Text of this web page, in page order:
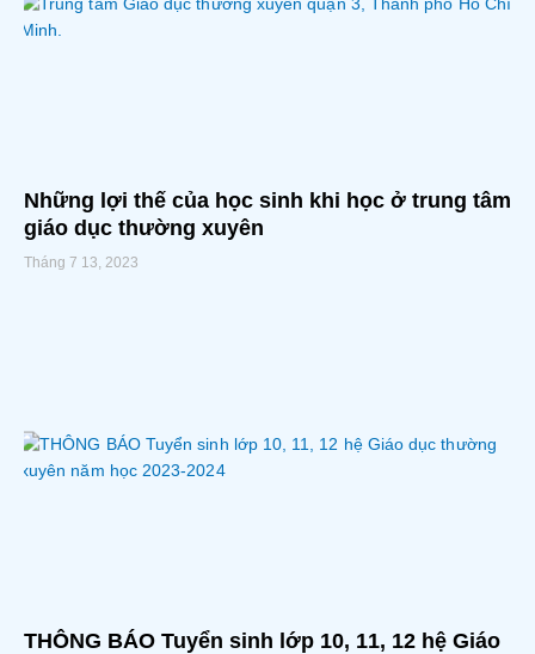
Những lợi thế của học sinh khi học ở trung tâm
giáo dục thường xuyên
Tháng 7 13, 2023
THÔNG BÁO Tuyển sinh lớp 10, 11, 12 hệ Giáo